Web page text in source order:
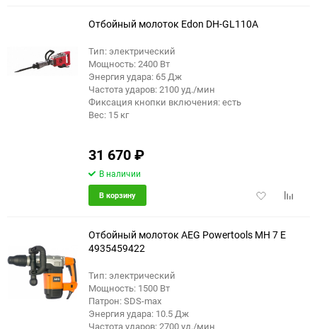
Отбойный молоток Edon DH-GL110A
Тип: электрический
Мощность: 2400 Вт
Энергия удара: 65 Дж
Частота ударов: 2100 уд./мин
Фиксация кнопки включения: есть
Вес: 15 кг
31 670₽
В наличии
Добавить
В корзину
Отбойный молоток AEG Powertools MH 7 E
4935459422
Тип: электрический
Мощность: 1500 Вт
Патрон: SDS-max
Энергия удара: 10.5 Дж
Частота ударов: 2700 уд./мин